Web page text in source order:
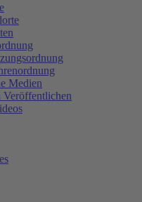
Medien
Veröffentlichen